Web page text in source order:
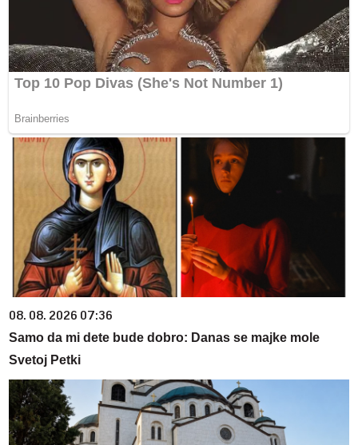
08. 08. 2026 07:36
Samo da mi dete bude dobro: Danas se majke mole
Svetoj Petki